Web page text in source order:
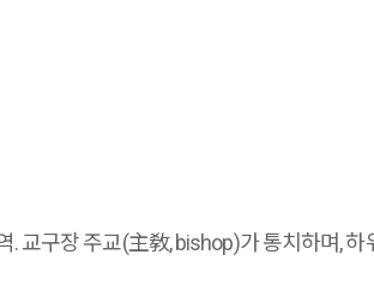
교구장 주교(主敎, bishop)가 통치하며,